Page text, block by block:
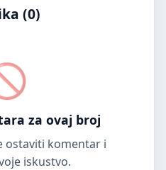
(0)
za ovaj broj
ostaviti komentar i
iskustvo.